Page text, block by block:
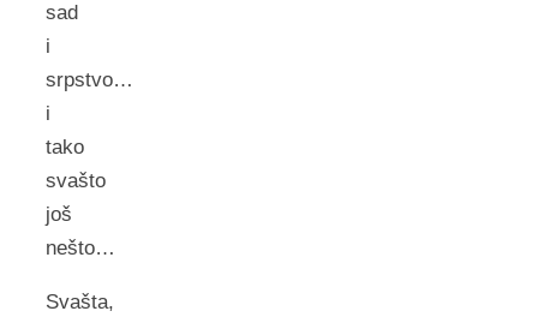
sad
i
srpstvo…
i
tako
svašto
još
nešto…
Svašta,